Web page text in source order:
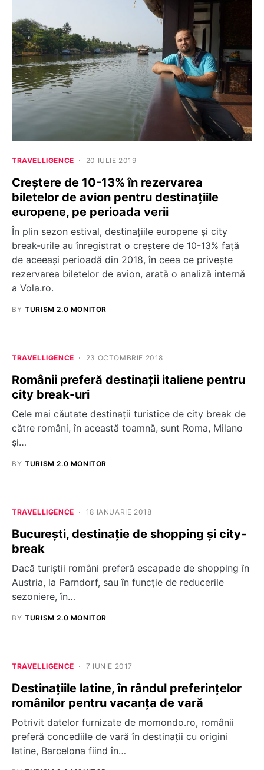
TRAVELLIGENCE 20 IULIE 2019
Creștere de 10-13% în rezervarea
biletelor de avion pentru destinațiile
europene, pe perioada verii
În plin sezon estival, destinaţiile europene şi city
break-urile au înregistrat o creștere de 10-13% faţă
de aceeaşi perioadă din 2018, în ceea ce priveşte
rezervarea biletelor de avion, arată o analiză internă
a Vola.ro.
BY TURISM 2.0 MONITOR
TRAVELLIGENCE 23 OCTOMBRIE 2018
Românii preferă destinații italiene pentru
city break-uri
Cele mai căutate destinații turistice de city break de
către români, în această toamnă, sunt Roma, Milano
și…
BY TURISM 2.0 MONITOR
TRAVELLIGENCE 18 IANUARIE 2018
Bucureşti, destinaţie de shopping și city-
break
Dacă turiștii români preferă escapade de shopping în
Austria, la Parndorf, sau în funcție de reducerile
sezoniere, în…
BY TURISM 2.0 MONITOR
TRAVELLIGENCE 7 IUNIE 2017
Destinațiile latine, în rândul preferințelor
românilor pentru vacanța de vară
Potrivit datelor furnizate de momondo.ro, românii
preferă concediile de vară în destinații cu origini
latine, Barcelona fiind în…